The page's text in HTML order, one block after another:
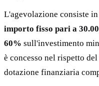
L'agevolazione consiste
importo fisso pari a
60% sull'investimento
è concesso nel rispetto
dotazione finanziaria